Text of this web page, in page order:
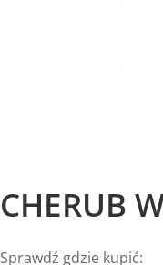
CHERUB
Sprawdź gdzie kupić: